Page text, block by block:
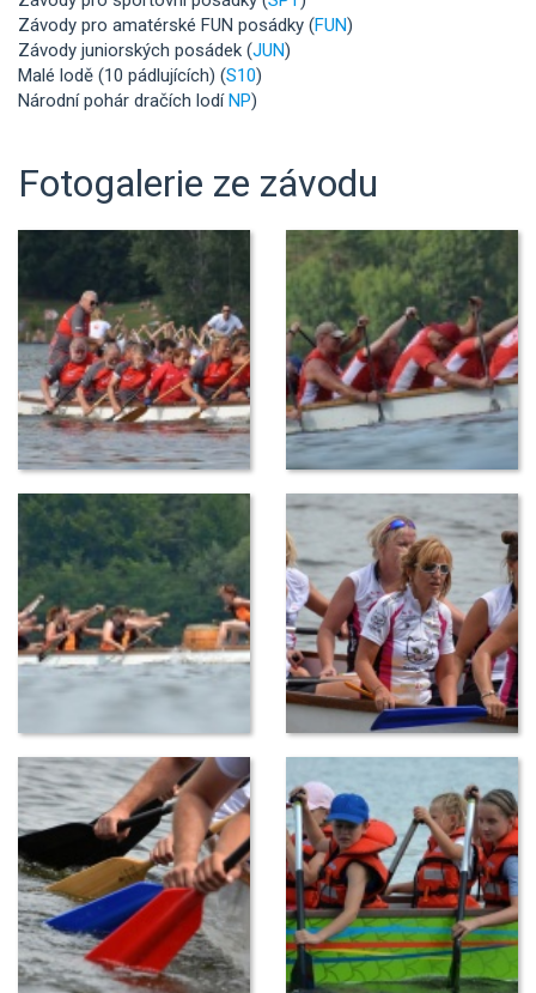
Závody pro amatérské FUN posádky (FUN)
Závody juniorských posádek (JUN)
Malé lodě (10 pádlujících) (S10)
Národní pohár dračích lodíNP)
Fotogalerie ze závodu